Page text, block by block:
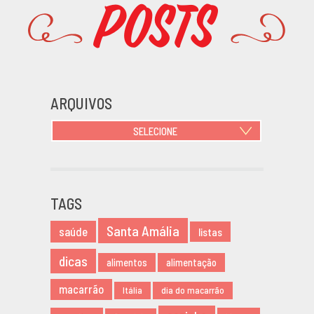
Posts
ARQUIVOS
SELECIONE
NOVEMBRO 2019
MARÇO 2019
FEVEREIRO 2019
JANEIRO 2019
TAGS
saúde Santa Amália listas
dicas alimentos alimentação
macarrão Itália dia do macarrão